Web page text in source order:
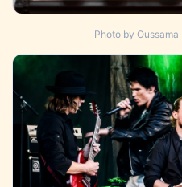
Photo by